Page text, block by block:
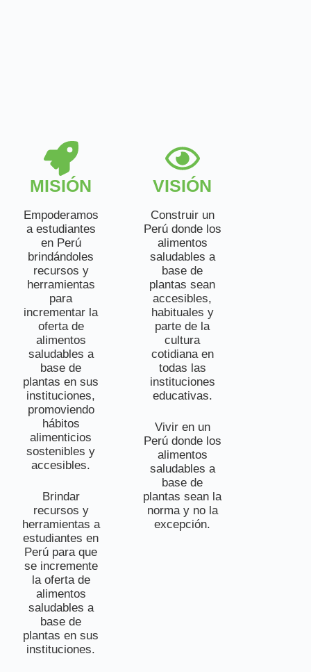
MISIÓN
Empoderamos
a estudiantes
en Perú
brindándoles
recursos y
herramientas
para
incrementar la
oferta de
alimentos
saludables a
base de
plantas en sus
instituciones,
promoviendo
hábitos
alimenticios
sostenibles y
accesibles.
Brindar
recursos y
herramientas a
estudiantes en
Perú para que
se incremente
la oferta de
alimentos
saludables a
base de
plantas en sus
instituciones.
VISIÓN
Construir un
Perú donde los
alimentos
saludables a
base de
plantas sean
accesibles,
habituales y
parte de la
cultura
cotidiana en
todas las
instituciones
educativas.
Vivir en un
Perú donde los
alimentos
saludables a
base de
plantas sean la
norma y no la
excepción.